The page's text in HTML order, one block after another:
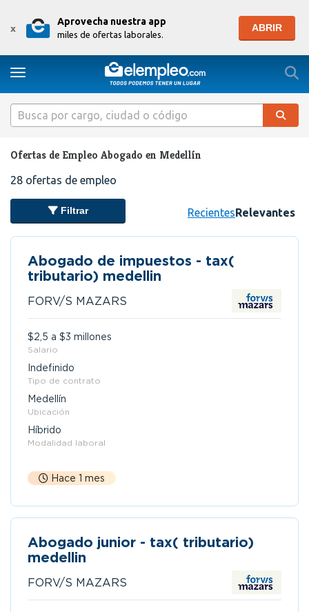
x
Aprovecha nuestra app
miles de ofertas laborales.
ABRIR
Toggle navigation
Ofertas de Empleo Abogado en Medellín
28 ofertas de empleo
Filtrar RecientesRelevantes
Abogado de impuestos - tax(
tributario) medellin
FORV/S MAZARS
$2,5 a $3 millones
Salario
Indefinido
Tipo de contrato
Medellín
Ubicación
Híbrido
Modalidad laboral
Hace 1 mes
Abogado junior - tax( tributario)
medellin
FORV/S MAZARS